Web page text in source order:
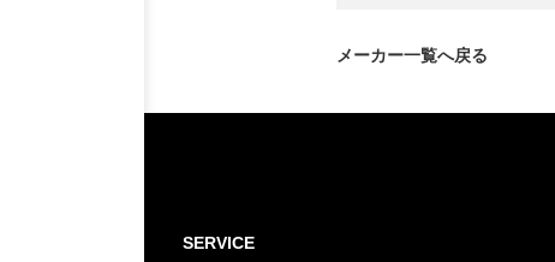
メーカー一覧へ戻る
SERVICE